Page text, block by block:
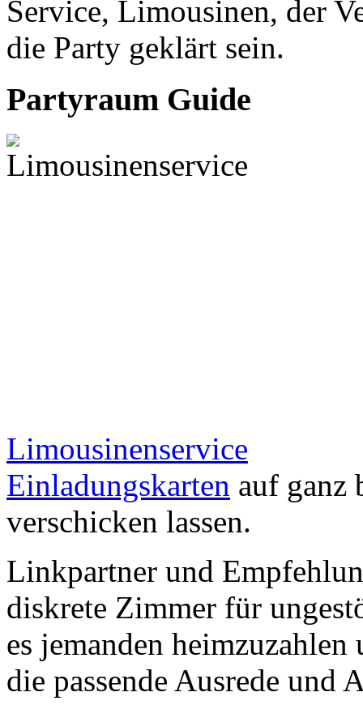
Service, Limousinen, der
die Party geklärt sein.
Partyraum Guide
Limousinenservice
Einladungskarten auf ganz
verschicken lassen.
Linkpartner und
diskrete Zimmer für
es jemanden
die passende Ausrede und